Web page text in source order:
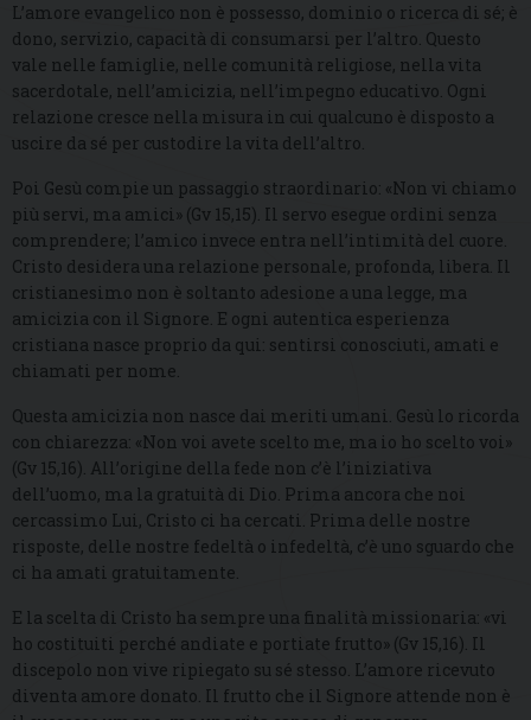
L’amore evangelico non è possesso, dominio o ricerca di sé; è
dono, servizio, capacità di consumarsi per l’altro. Questo
vale nelle famiglie, nelle comunità religiose, nella vita
sacerdotale, nell’amicizia, nell’impegno educativo. Ogni
relazione cresce nella misura in cui qualcuno è disposto a
uscire da sé per custodire la vita dell’altro.
Poi Gesù compie un passaggio straordinario: «Non vi chiamo
più servi, ma amici» (Gv 15,15). Il servo esegue ordini senza
comprendere; l’amico invece entra nell’intimità del cuore.
Cristo desidera una relazione personale, profonda, libera. Il
cristianesimo non è soltanto adesione a una legge, ma
amicizia con il Signore. E ogni autentica esperienza
cristiana nasce proprio da qui: sentirsi conosciuti, amati e
chiamati per nome.
Questa amicizia non nasce dai meriti umani. Gesù lo ricorda
con chiarezza: «Non voi avete scelto me, ma io ho scelto voi»
(Gv 15,16). All’origine della fede non c’è l’iniziativa
dell’uomo, ma la gratuità di Dio. Prima ancora che noi
cercassimo Lui, Cristo ci ha cercati. Prima delle nostre
risposte, delle nostre fedeltà o infedeltà, c’è uno sguardo che
ci ha amati gratuitamente.
E la scelta di Cristo ha sempre una finalità missionaria: «vi
ho costituiti perché andiate e portiate frutto» (Gv 15,16). Il
discepolo non vive ripiegato su sé stesso. L’amore ricevuto
diventa amore donato. Il frutto che il Signore attende non è